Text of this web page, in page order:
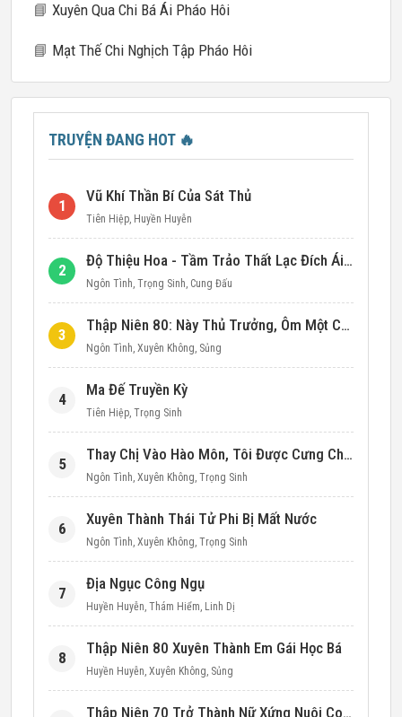
📘 Xuyên Qua Chi Bá Ái Pháo Hôi
📘 Mạt Thế Chi Nghịch Tập Pháo Hôi
TRUYỆN ĐANG HOT 🔥
1
Vũ Khí Thần Bí Của Sát Thủ
Tiên Hiệp, Huyền Huyễn
2
Độ Thiệu Hoa - Tầm Trảo Thất Lạc Đích Ái Tình
Ngôn Tình, Trọng Sinh, Cung Đấu
3
Thập Niên 80: Này Thủ Trưởng, Ôm Một Cái Đi!
Ngôn Tình, Xuyên Không, Sủng
4
Ma Đế Truyền Kỳ
Tiên Hiệp, Trọng Sinh
5
Thay Chị Vào Hào Môn, Tôi Được Cưng Chiều Hết Mực (Thập Niên 90)
Ngôn Tình, Xuyên Không, Trọng Sinh
6
Xuyên Thành Thái Tử Phi Bị Mất Nước
Ngôn Tình, Xuyên Không, Trọng Sinh
7
Địa Ngục Công Ngụ
Huyền Huyễn, Thám Hiểm, Linh Dị
8
Thập Niên 80 Xuyên Thành Em Gái Học Bá
Huyền Huyễn, Xuyên Không, Sủng
Thập Niên 70 Trở Thành Nữ Xứng Nuôi Con Làm Giàu